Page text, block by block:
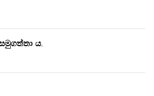
සමුගත්තා ය.